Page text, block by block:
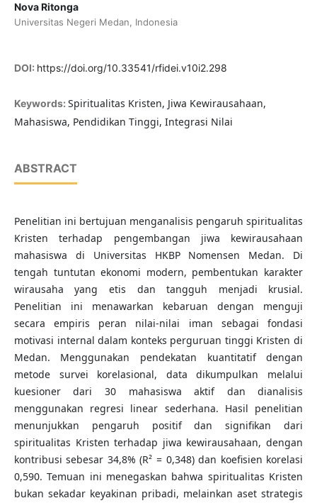
Nova Ritonga
Universitas Negeri Medan, Indonesia
DOI: https://doi.org/10.33541/rfidei.v10i2.298
Keywords: Spiritualitas Kristen, Jiwa Kewirausahaan,
Mahasiswa, Pendidikan Tinggi, Integrasi Nilai
ABSTRACT
Penelitian ini bertujuan menganalisis pengaruh spiritualitas
Kristen terhadap pengembangan jiwa kewirausahaan
mahasiswa di Universitas HKBP Nomensen Medan. Di
tengah tuntutan ekonomi modern, pembentukan karakter
wirausaha yang etis dan tangguh menjadi krusial.
Penelitian ini menawarkan kebaruan dengan menguji
secara empiris peran nilai-nilai iman sebagai fondasi
motivasi internal dalam konteks perguruan tinggi Kristen di
Medan. Menggunakan pendekatan kuantitatif dengan
metode survei korelasional, data dikumpulkan melalui
kuesioner dari 30 mahasiswa aktif dan dianalisis
menggunakan regresi linear sederhana. Hasil penelitian
menunjukkan pengaruh positif dan signifikan dari
spiritualitas Kristen terhadap jiwa kewirausahaan, dengan
kontribusi sebesar 34,8% (R² = 0,348) dan koefisien korelasi
0,590. Temuan ini menegaskan bahwa spiritualitas Kristen
bukan sekadar keyakinan pribadi, melainkan aset strategis